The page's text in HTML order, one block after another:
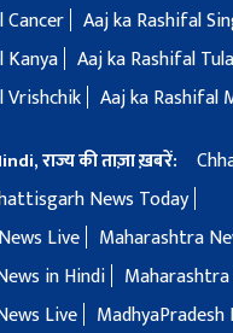
Cancer Aaj ka Rashifal
Kanya Aaj ka Rashifal Tula
Vrishchik Aaj ka Rashifal
राज्य की ताज़ा ख़बरें:
News Today
Live
Maharashtra
in Hindi
Live
MadhyaPradesh